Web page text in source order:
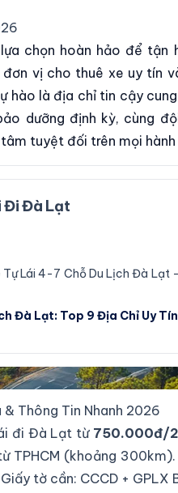
chọn hoàn hảo để tận
đơn vị cho thuê xe uy tín
hào là địa chỉ tin cậy
dưỡng định kỳ, cùng
tuyệt đối trên mọi hành
Đi Đà Lạt
Tự Lái 4-7 Chỗ Du Lịch Đà Lạt
Đà Lạt: Top 9 Địa Chỉ Uy
Thông Tin Nhanh 2026
đi Đà Lạt từ 750.000đ/
TPHCM (khoảng
tờ cần: CCCD + GPLX